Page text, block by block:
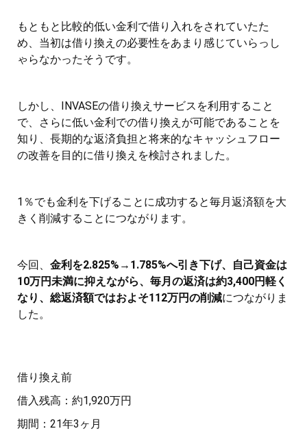
もともと比較的低い金利で借り入れをされていたた
め、当初は借り換えの必要性をあまり感じていらっし
ゃらなかったそうです。
しかし、INVASEの借り換えサービスを利用すること
で、さらに低い金利での借り換えが可能であることを
知り、長期的な返済負担と将来的なキャッシュフロー
の改善を目的に借り換えを検討されました。
1％でも金利を下げることに成功すると毎月返済額を大
きく削減することにつながります。
今回、 金利を2.825%→1.785%へ引き下げ、自己資金は
10万円未満に抑えながら、毎月の返済は約3,400円軽く
なり、総返済額ではおよそ112万円の削減につながりま
した。
借り換え前
借入残高：約1,920万円
期間：21年3ヶ月